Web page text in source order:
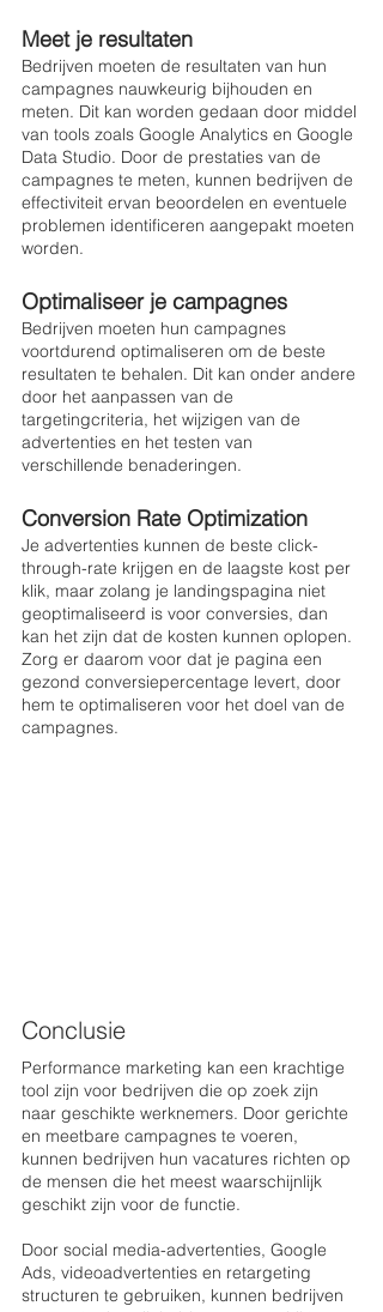
Meet je resultaten
Bedrijven moeten de resultaten van hun
campagnes nauwkeurig bijhouden en
meten. Dit kan worden gedaan door middel
van tools zoals Google Analytics en Google
Data Studio. Door de prestaties van de
campagnes te meten, kunnen bedrijven de
effectiviteit ervan beoordelen en eventuele
problemen identificeren aangepakt moeten
worden.
Optimaliseer je campagnes
Bedrijven moeten hun campagnes
voortdurend optimaliseren om de beste
resultaten te behalen. Dit kan onder andere
door het aanpassen van de
targetingcriteria, het wijzigen van de
advertenties en het testen van
verschillende benaderingen.
Conversion Rate Optimization
Je advertenties kunnen de beste click-
through-rate krijgen en de laagste kost per
klik, maar zolang je landingspagina niet
geoptimaliseerd is voor conversies, dan
kan het zijn dat de kosten kunnen oplopen.
Zorg er daarom voor dat je pagina een
gezond conversiepercentage levert, door
hem te optimaliseren voor het doel van de
campagnes.
Conclusie
Performance marketing kan een krachtige
tool zijn voor bedrijven die op zoek zijn
naar geschikte werknemers. Door gerichte
en meetbare campagnes te voeren,
kunnen bedrijven hun vacatures richten op
de mensen die het meest waarschijnlijk
geschikt zijn voor de functie.
Door social media-advertenties, Google
Ads, videoadvertenties en retargeting
structuren te gebruiken, kunnen bedrijven